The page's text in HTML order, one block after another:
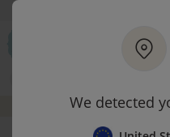
We detected
Ga naar hoofdinhoud
Op werkdagen
Let op: vertraging bij
Bezoek
DE LAATSTE ITEMS UIT